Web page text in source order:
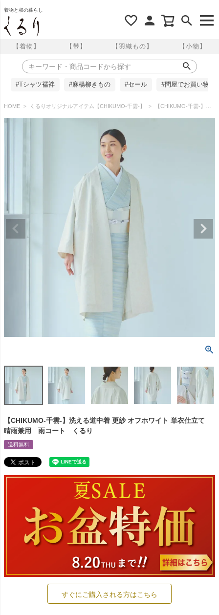
着物と和の暮らし
【着物】 【帯】 【羽織もの】 【小物】
#Tシャツ襦袢 #麻楊柳きもの #セール #問屋でお買い物
HOME くるりオリジナルアイテム【CHIKUMO-千雲-】 【CHIKUMO-千雲-】洗える道中着 更紗 オフホワイト 単衣仕立て 晴雨兼用 雨コート くるり
【CHIKUMO-千雲-】洗える道中着 更紗 オフホワイト 単衣仕立て
晴雨兼用 雨コート くるり
送料無料
すぐにご購入される方はこちら